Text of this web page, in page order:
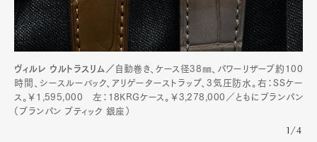
ヴィルレ ウルトラスリム／ 自動巻き、ケース径38㎜、パワーリザーブ約100
時間、シースルーバック、アリゲーターストラップ、3気圧防水。右：SSケー
ス。￥1,595,000 左：18KRGケース。￥3,278,000／ともにブランパン
（ブランパン ブティック 銀座）
1/4